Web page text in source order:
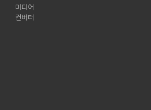
미디어
컨버터